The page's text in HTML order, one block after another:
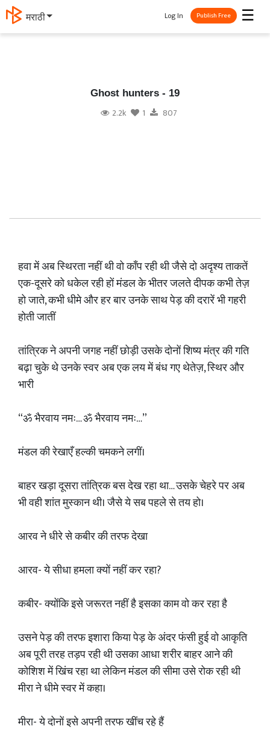
मराठी ☰
Log In Publish Free
Ghost hunters - 19
2.2k 1 807
हवा में अब स्थिरता नहीं थी वो काँप रही थी जैसे दो अदृश्य ताकतें
एक-दूसरे को धकेल रही हों मंडल के भीतर जलते दीपक कभी तेज़
हो जाते, कभी धीमे और हर बार उनके साथ पेड़ की दरारें भी गहरी
होती जातीं
तांत्रिक ने अपनी जगह नहीं छोड़ी उसके दोनों शिष्य मंत्र की गति
बढ़ा चुके थे उनके स्वर अब एक लय में बंध गए थेतेज़, स्थिर और
भारी
“ॐ भैरवाय नमः… ॐ भैरवाय नमः…”
मंडल की रेखाएँ हल्की चमकने लगीं।
बाहर खड़ा दूसरा तांत्रिक बस देख रहा था… उसके चेहरे पर अब
भी वही शांत मुस्कान थी। जैसे ये सब पहले से तय हो।
आरव ने धीरे से कबीर की तरफ देखा
आरव- ये सीधा हमला क्यों नहीं कर रहा?
कबीर- क्योंकि इसे जरूरत नहीं है इसका काम वो कर रहा है
उसने पेड़ की तरफ इशारा किया पेड़ के अंदर फंसी हुई वो आकृति
अब पूरी तरह तड़प रही थी उसका आधा शरीर बाहर आने की
कोशिश में खिंच रहा था लेकिन मंडल की सीमा उसे रोक रही थी
मीरा ने धीमे स्वर में कहा।
मीरा- ये दोनों इसे अपनी तरफ खींच रहे हैं